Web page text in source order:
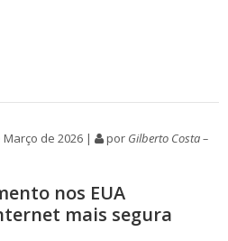
de 2026 | por Gilberto Costa –
nos EUA
mais segura